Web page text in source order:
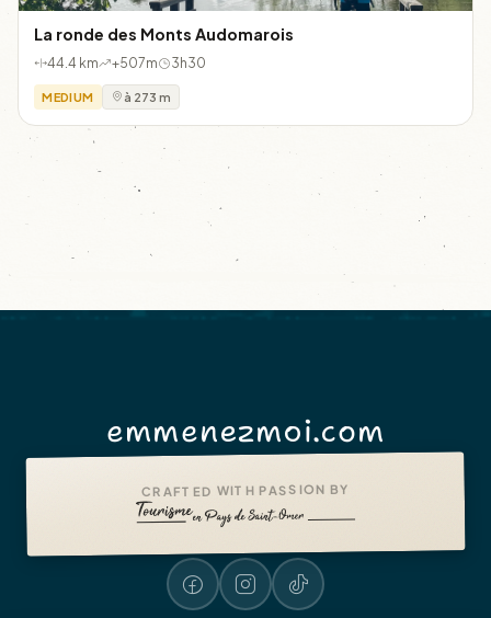
La ronde des Monts Audomarois
44.4 km +507m 3h30
MEDIUM à 273 m
emmenezmoi.com
CRAFTED WITH PASSION BY